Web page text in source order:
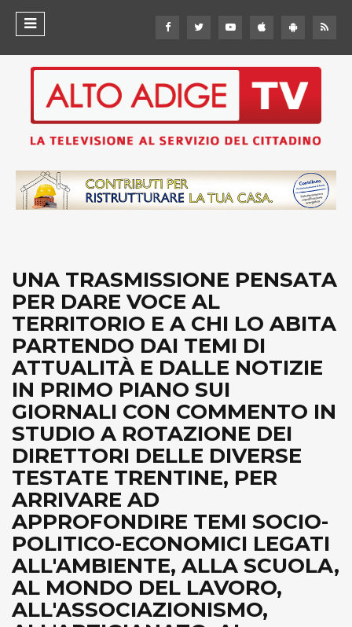
UNA TRASMISSIONE PENSATA
PER DARE VOCE AL
TERRITORIO E A CHI LO ABITA
PARTENDO DAI TEMI DI
ATTUALITÀ E DALLE NOTIZIE
IN PRIMO PIANO SUI
GIORNALI CON COMMENTO IN
STUDIO A ROTAZIONE DEI
DIRETTORI DELLE DIVERSE
TESTATE TRENTINE, PER
ARRIVARE AD
APPROFONDIRE TEMI SOCIO-
POLITICO-ECONOMICI LEGATI
ALL'AMBIENTE, ALLA SCUOLA,
AL MONDO DEL LAVORO,
ALL'ASSOCIAZIONISMO,